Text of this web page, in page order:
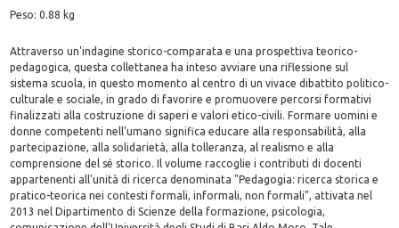
Peso: 0.88 kg
Attraverso un'indagine storico-comparata e una prospettiva teorico-
pedagogica, questa collettanea ha inteso avviare una riflessione sul
sistema scuola, in questo momento al centro di un vivace dibattito politico-
culturale e sociale, in grado di favorire e promuovere percorsi formativi
finalizzati alla costruzione di saperi e valori etico-civili. Formare uomini e
donne competenti nell'umano significa educare alla responsabilità, alla
partecipazione, alla solidarietà, alla tolleranza, al realismo e alla
comprensione del sé storico. Il volume raccoglie i contributi di docenti
appartenenti all'unità di ricerca denominata "Pedagogia: ricerca storica e
pratico-teorica nei contesti formali, informali, non formali", attivata nel
2013 nel Dipartimento di Scienze della formazione, psicologia,